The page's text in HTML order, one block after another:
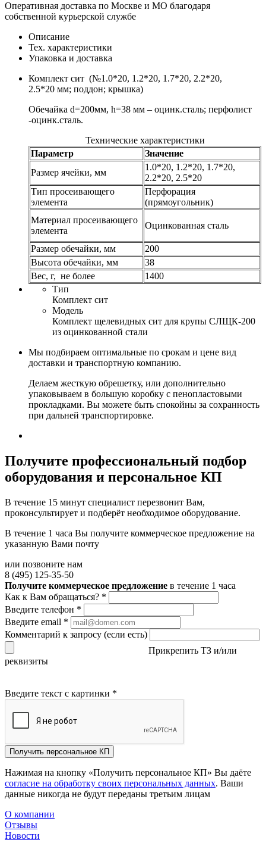
Оперативная доставка по Москве и МО благодаря
собственной курьерской службе
Описание
Тех. характеристики
Упаковка и доставка
Комплект сит (№1.0*20, 1.2*20, 1.7*20, 2.2*20,
2.5*20 мм; поддон; крышка)
Обечайка d=200мм, h=38 мм – оцинк.сталь; перфолист
-оцинк.сталь.
Технические характеристики
Параметр
Значение
Размер ячейки, мм
1.0*20, 1.2*20, 1.7*20,
2.2*20, 2.5*20
Тип просеивающего
элемента
Перфорация
(прямоугольник)
Материал просеивающего
элемента
Оцинкованная сталь
Размер обечайки, мм
200
Высота обечайки, мм
38
Вес, г, не более
1400
Тип
Комплект сит
Модель
Комплект щелевидных сит для крупы СЛЩК-200
из оцинкованной стали
Мы подбираем оптимальные по срокам и цене вид
доставки и транспортную компанию.
Делаем жесткую обрешетку, или дополнительно
упаковываем в большую коробку с пенопластовыми
прокладками. Вы можете быть спокойны за сохранность
при дальней транспортировке.
Получите профессиональный подбор
оборудования и персональное КП
В течение 15 минут специалист перезвонит Вам,
проконсультирует и подберёт необходимое оборудование.
В течение 1 часа Вы получите коммерческое предложение на
указанную Вами почту
или позвоните нам
8 (495) 125-35-50
Получите коммерческое предложение в течение 1 часа
Как к Вам обращаться? *
Введите телефон *
Введите email *
Комментарий к запросу (если есть)
Прикрепить ТЗ и/или
реквизиты
Введите текст с картинки *
Получить персональное КП
Нажимая на кнопку «Получить персональное КП» Вы даёте
согласие на обработку своих персональных данных. Ваши
данные никогда не будут переданы третьим лицам
О компании
Отзывы
Новости